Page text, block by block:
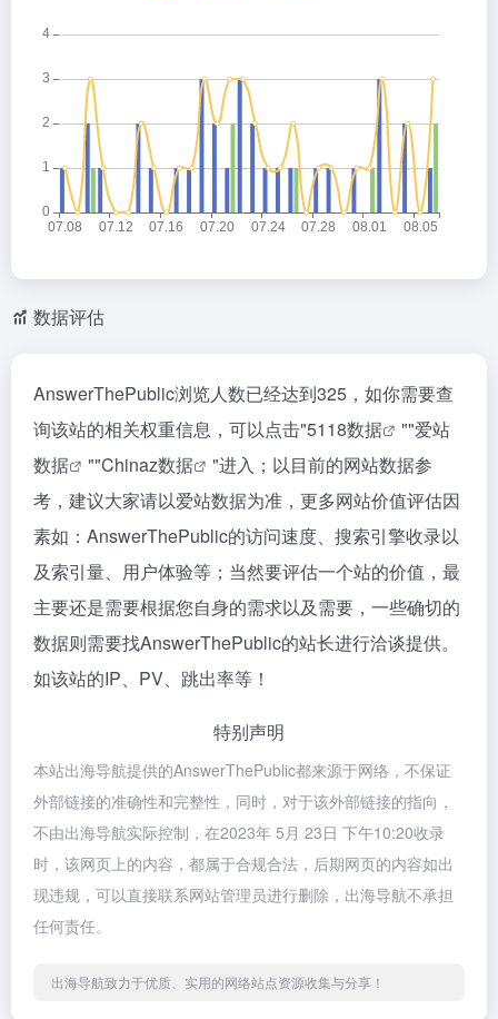
数据评估
AnswerThePublic浏览人数已经达到325，如你需要查
询该站的相关权重信息，可以点击"5118数据 ""爱站
数据
""Chinaz数据
"进入；以目前的网站数据参
考，建议大家请以爱站数据为准，更多网站价值评估因
素如：AnswerThePublic的访问速度、搜索引擎收录以
及索引量、用户体验等；当然要评估一个站的价值，最
主要还是需要根据您自身的需求以及需要，一些确切的
数据则需要找AnswerThePublic的站长进行洽谈提供。
如该站的IP、PV、跳出率等！
特别声明
本站出海导航提供的AnswerThePublic都来源于网络，不保证
外部链接的准确性和完整性，同时，对于该外部链接的指向，
不由出海导航实际控制，在2023年 5月 23日 下午10:20收录
时，该网页上的内容，都属于合规合法，后期网页的内容如出
现违规，可以直接联系网站管理员进行删除，出海导航不承担
任何责任。
出海导航致力于优质、实用的网络站点资源收集与分享！